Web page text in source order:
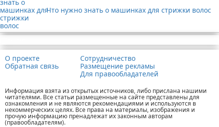
Что нужно знать о машинках для стрижки волос
О проекте
Обратная связь
Сотрудничество
Размещение рекламы
Для правообладателей
Информация взята из открытых источников, либо прислана нашими
читателями. Все статьи размещенные на сайте представлены для
ознакомления и не являются рекомендациями и используются в
некоммерческих целях. Все права на материалы, изображения и
прочую информацию пренадлежат их законным авторам
(правообладателям).